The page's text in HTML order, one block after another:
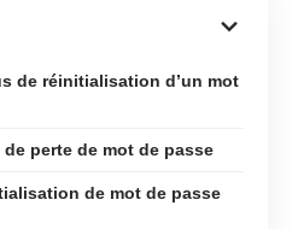
de réinitialisation d’un mot
perte de mot de passe
de mot de passe